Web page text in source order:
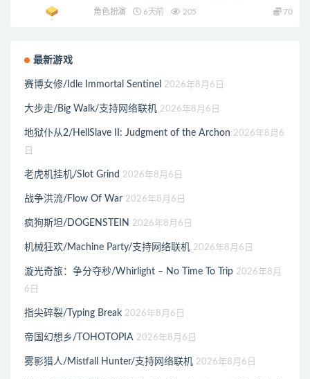
角色扮演 6天前 205 70
最新游戏
赛博女修/Idle Immortal Sentinel 2026年8月6日
大步走/Big Walk/支持网络联机 2026年8月6日
地狱仆从2/HellSlave II: Judgment of the Archon 2026年8月6
日
老虎机挂机/Slot Grind 2026年8月6日
战争洪流/Flow Of War 2026年8月6日
疯狗斯坦/DOGENSTEIN 2026年8月6日
机械狂欢/Machine Party/支持网络联机 2026年8月6日
漩光奇旅：争分夺秒/Whirlight – No Time To Trip 2026年8月
6日
指尖碎裂/Typing Break 2026年8月6日
帝国幻想乡/TOHOTOPIA 2026年8月6日
雾影猎人/Mistfall Hunter/支持网络联机 2026年8月6日